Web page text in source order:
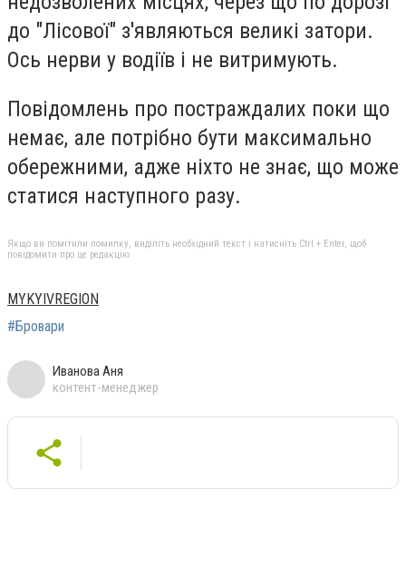
до "Лісової" з'являються великі затори.
Ось нерви у водіїв і не витримують.
Повідомлень про постраждалих поки що
немає, але потрібно бути максимально
обережними, адже ніхто не знає, що може
статися наступного разу.
Якщо ви помітили помилку, виділіть необхідний текст і натисніть Ctrl + Enter, щоб
повідомити про це редакцію
MYKYIVREGION
#Бровари
Иванова Аня
контент-менеджер